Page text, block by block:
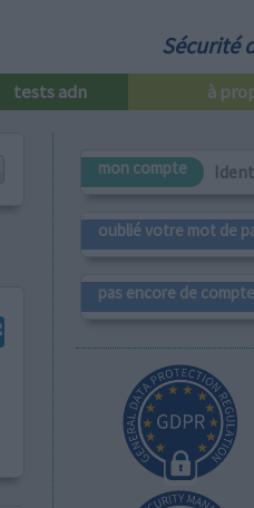
Sécurité
tests adn à
mon compte
oublié votre mot de
pas encore de